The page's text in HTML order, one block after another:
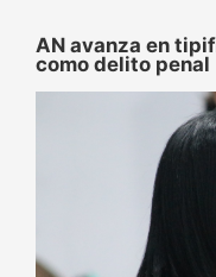
AN avanza en
como delito penal